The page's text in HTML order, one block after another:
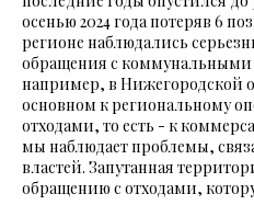
осенью 2024 года потеряв 6
регионе наблюдались
обращения с коммунальными
например, в Нижегородской
основном к региональному
отходами, то есть - к
мы наблюдает проблемы,
властей. Запутанная
обращению с отходами,